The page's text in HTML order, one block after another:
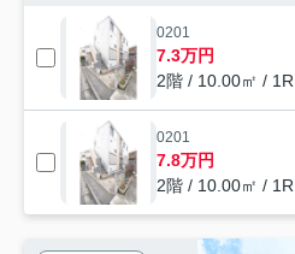
0201
7.3万円
2階 / 10.00㎡ / 1R
0201
7.8万円
2階 / 10.00㎡ / 1R